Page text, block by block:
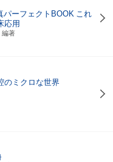
パーフェクトBOOK これ
応用
編著
のミクロな世界